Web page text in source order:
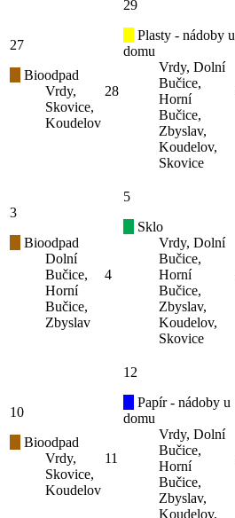
27
Bioodpad
Vrdy,
Skovice,
Koudelov
28
29
Plasty - nádoby u
domu
Vrdy, Dolní
Bučice,
Horní
Bučice,
Zbyslav,
Koudelov,
Skovice
3
Bioodpad
Dolní
Bučice,
Horní
Bučice,
Zbyslav
4
5
Sklo
Vrdy, Dolní
Bučice,
Horní
Bučice,
Zbyslav,
Koudelov,
Skovice
10
Bioodpad
Vrdy,
Skovice,
Koudelov
11
12
Papír - nádoby u
domu
Vrdy, Dolní
Bučice,
Horní
Bučice,
Zbyslav,
Koudelov,